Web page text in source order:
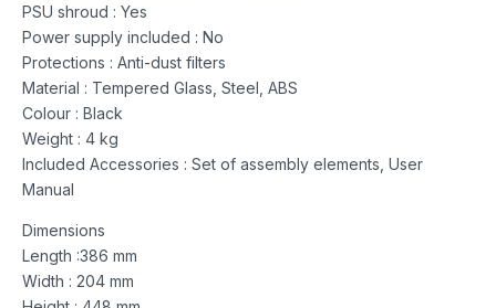
PSU shroud : Yes
Power supply included : No
Protections : Anti-dust filters
Material : Tempered Glass, Steel, ABS
Colour : Black
Weight : 4 kg
Included Accessories : Set of assembly elements, User
Manual
Dimensions
Length :386 mm
Width : 204 mm